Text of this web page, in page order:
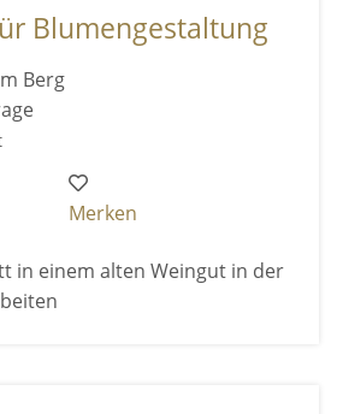
Blumengestaltung
Berg
Merken
in einem alten Weingut in der